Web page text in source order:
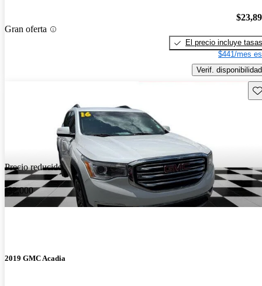
Gran oferta
El precio incluye tasas
$441/mes
Verif. disponibilidad
Precio reducido
-$2,000
2019 GMC Acadia